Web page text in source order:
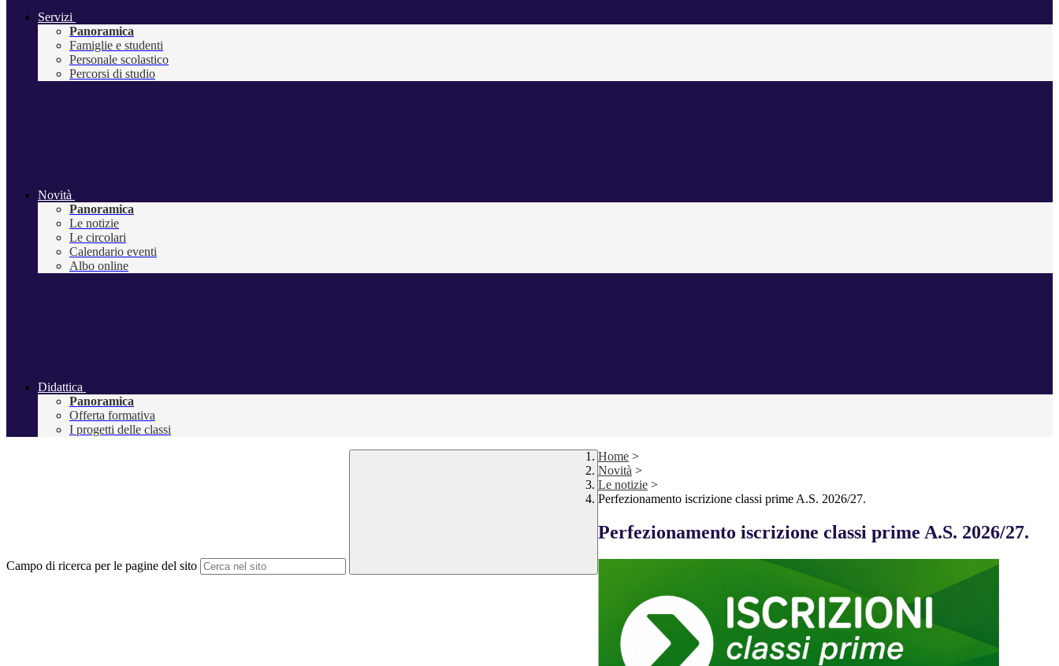
Servizi
Panoramica
Famiglie e studenti
Personale scolastico
Percorsi di studio
Novità
Panoramica
Le notizie
Le circolari
Calendario eventi
Albo online
Didattica
Panoramica
Offerta formativa
I progetti delle classi
Campo di ricerca per le pagine del sito
Home >
Novità >
Le notizie >
Perfezionamento iscrizione classi prime A.S. 2026/27.
Perfezionamento iscrizione classi prime A.S. 2026/27.